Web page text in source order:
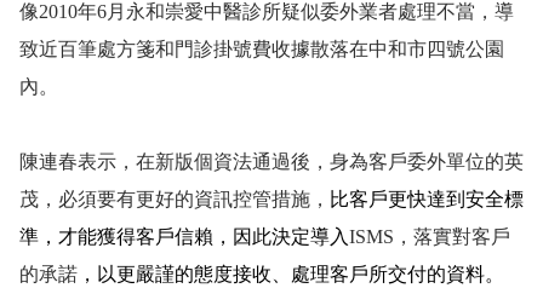
像2010年6月永和崇愛中醫診所疑似委外業者處理不當，導
致近百筆處方箋和門診掛號費收據散落在中和市四號公園
內。
陳連春表示，在新版個資法通過後，身為客戶委外單位的英
茂，必須要有更好的資訊控管措施， 比客戶更快達到安全標
準，才能獲得客戶信賴，因此決定導入ISMS ，落實對客戶
的承諾，以更嚴謹的態度接收、處理客戶所交付的資料。